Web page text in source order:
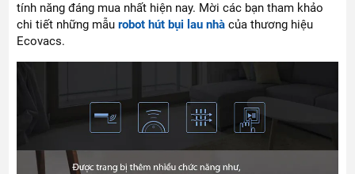
tính năng đáng mua nhất hiện nay. Mời các bạn tham khảo
chi tiết những mẫurobot hút bụi lau nhà của thương hiệu
Ecovacs.